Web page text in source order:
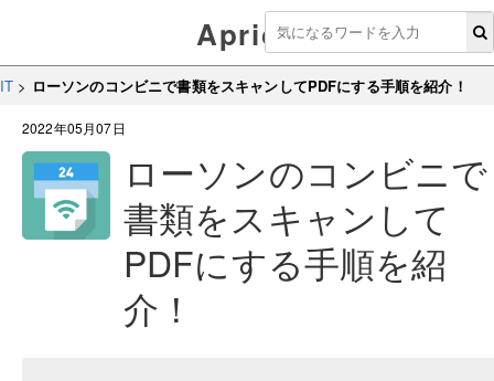
Aprico
IT > ローソンのコンビニで書類をスキャンしてPDFにする手順を紹介！
2022年05月07日
ローソンのコンビニで
書類をスキャンして
PDFにする手順を紹
介！